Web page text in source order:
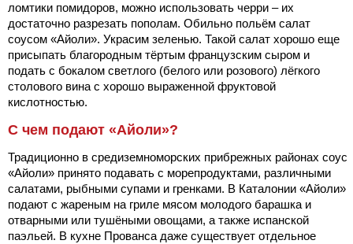
ломтики помидоров, можно использовать черри – их
достаточно разрезать пополам. Обильно польём салат
соусом «Айоли». Украсим зеленью. Такой салат хорошо еще
присыпать благородным тёртым французским сыром и
подать с бокалом светлого (белого или розового) лёгкого
столового вина с хорошо выраженной фруктовой
кислотностью.
С чем подают «Айоли»?
Традиционно в средиземноморских прибрежных районах соус
«Айоли» принято подавать с морепродуктами, различными
салатами, рыбными супами и гренками. В Каталонии «Айоли»
подают с жареным на гриле мясом молодого барашка и
отварными или тушёными овощами, а также испанской
паэльей. В кухне Прованса даже существует отдельное